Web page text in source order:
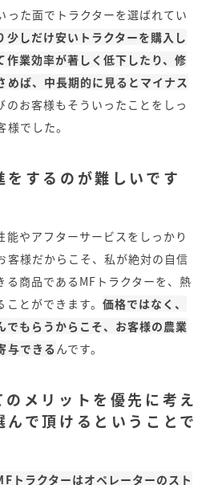
った面でトラクターを選ばれてい
少しだけ安いトラクターを購入し
作業効率が著しく低下したり、修
めば、中長期的に見るとマイナス
のお客様もそういったことをしっ
でした。
をするのが難しいです
能やアフターサービスをしっかり
客様だからこそ、私が絶対の自信
る商品であるMFトラクターを、熱
とができます。 価格ではなく、
でもらうからこそ、お客様の農業
与できるんです。
のメリットを優先に考え
んで頂けるということで
トラクターはオペレーターのスト